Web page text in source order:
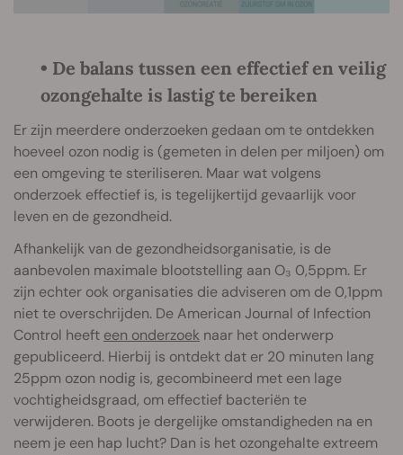
• De balans tussen een effectief en veilig
ozongehalte is lastig te bereiken
Er zijn meerdere onderzoeken gedaan om te ontdekken
hoeveel ozon nodig is (gemeten in delen per miljoen) om
een omgeving te steriliseren. Maar wat volgens
onderzoek effectief is, is tegelijkertijd gevaarlijk voor
leven en de gezondheid.
Afhankelijk van de gezondheidsorganisatie, is de
aanbevolen maximale blootstelling aan O₃ 0,5ppm. Er
zijn echter ook organisaties die adviseren om de 0,1ppm
niet te overschrijden. De American Journal of Infection
Control heeft een onderzoek naar het onderwerp
gepubliceerd. Hierbij is ontdekt dat er 20 minuten lang
25ppm ozon nodig is, gecombineerd met een lage
vochtigheidsgraad, om effectief bacteriën te
verwijderen. Boots je dergelijke omstandigheden na en
neem je een hap lucht? Dan is het ozongehalte extreem